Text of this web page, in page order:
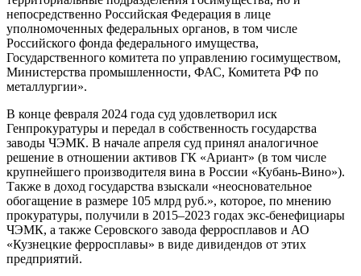
непосредственно Российская Федерация в лице
уполномоченных федеральных органов, в том числе
Российского фонда федерального имущества,
Государственного комитета по управлению госимуществом,
Министерства промышленности, ФАС, Комитета РФ по
металлургии».
В конце февраля 2024 года суд удовлетворил иск
Генпрокуратуры и передал в собственность государства
заводы ЧЭМК. В начале апреля суд принял аналогичное
решение в отношении активов ГК «Ариант» (в том числе
крупнейшего производителя вина в России «Кубань-Вино»).
Также в доход государства взыскали «неосновательное
обогащение в размере 105 млрд руб.», которое, по мнению
прокуратуры, получили в 2015–2023 годах экс-бенефициары
ЧЭМК, а также Серовского завода ферросплавов и АО
«Кузнецкие ферросплавы» в виде дивидендов от этих
предприятий.